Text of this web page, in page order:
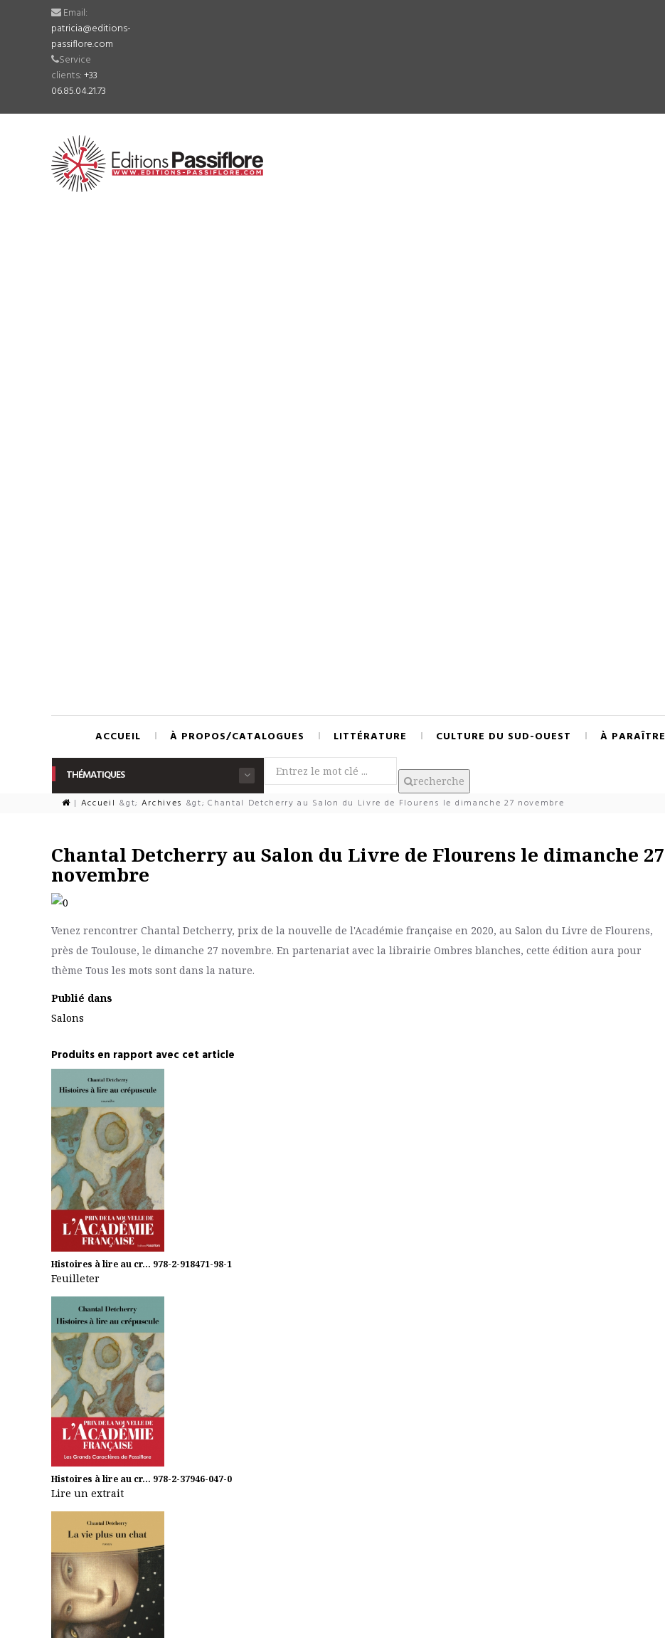
Email:
patricia@editions-
passiflore.com
Service
clients:+33
06.85.04.21.73
ACCUEIL À PROPOS/CATALOGUES LITTÉRATURE CULTURE DU SUD-OUEST À PARAÎTRE
THÉMATIQUES recherche
| Accueil &gt; Archives &gt; Chantal Detcherry au Salon du Livre de Flourens le dimanche 27 novembre
Chantal Detcherry au Salon du Livre de Flourens le dimanche 27
novembre
Venez rencontrer Chantal Detcherry, prix de la nouvelle de l'Académie française en 2020, au Salon du Livre de Flourens,
près de Toulouse, le dimanche 27 novembre. En partenariat avec la librairie Ombres blanches, cette édition aura pour
thème Tous les mots sont dans la nature.
Publié dans
Salons
Produits en rapport avec cet article
Histoires à lire au cr... 978-2-918471-98-1
Feuilleter
Histoires à lire au cr... 978-2-37946-047-0
Lire un extrait